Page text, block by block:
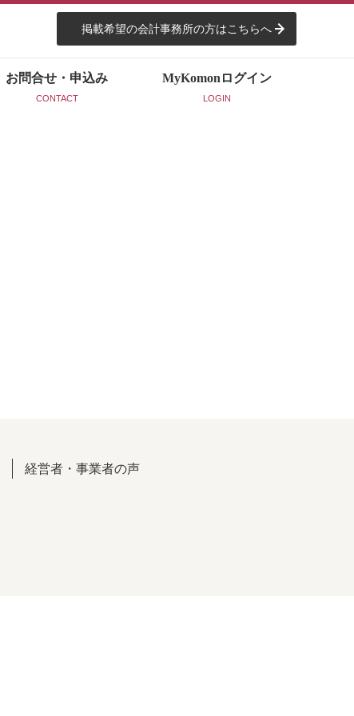
掲載希望の会計事務所の方はこちらへ
お問合せ・申込み
CONTACT
MyKomon ログイン
LOGIN
経営者・事業者の声